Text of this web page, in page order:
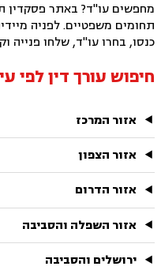
מחפשים עו"ד? באתר פסקדין
תחומים משפטיים. לפניה
כנסו, בחרו עו"ד, שלחו פנייה
חיפוש עורך דין לפי
אזור המרכז
אזור הצפון
אזור הדרום
אזור השפלה והסביבה
ירושלים והסביבה